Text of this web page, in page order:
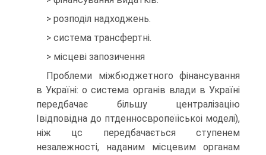
> розподіл надходжень.
> система трансфертні.
> місцеві запозичення
Проблеми міжбюджетного фінансування
в Україні: о система органів влади в Україні
передбачає більшу централізацію
Івідповідна до птденносвропеїіськоі моделі),
ніж цс передбачається ступенем
незалежності, наданим місцевим органам